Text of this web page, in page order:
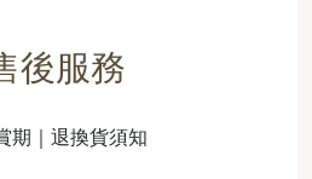
後服務
期｜退換貨須知